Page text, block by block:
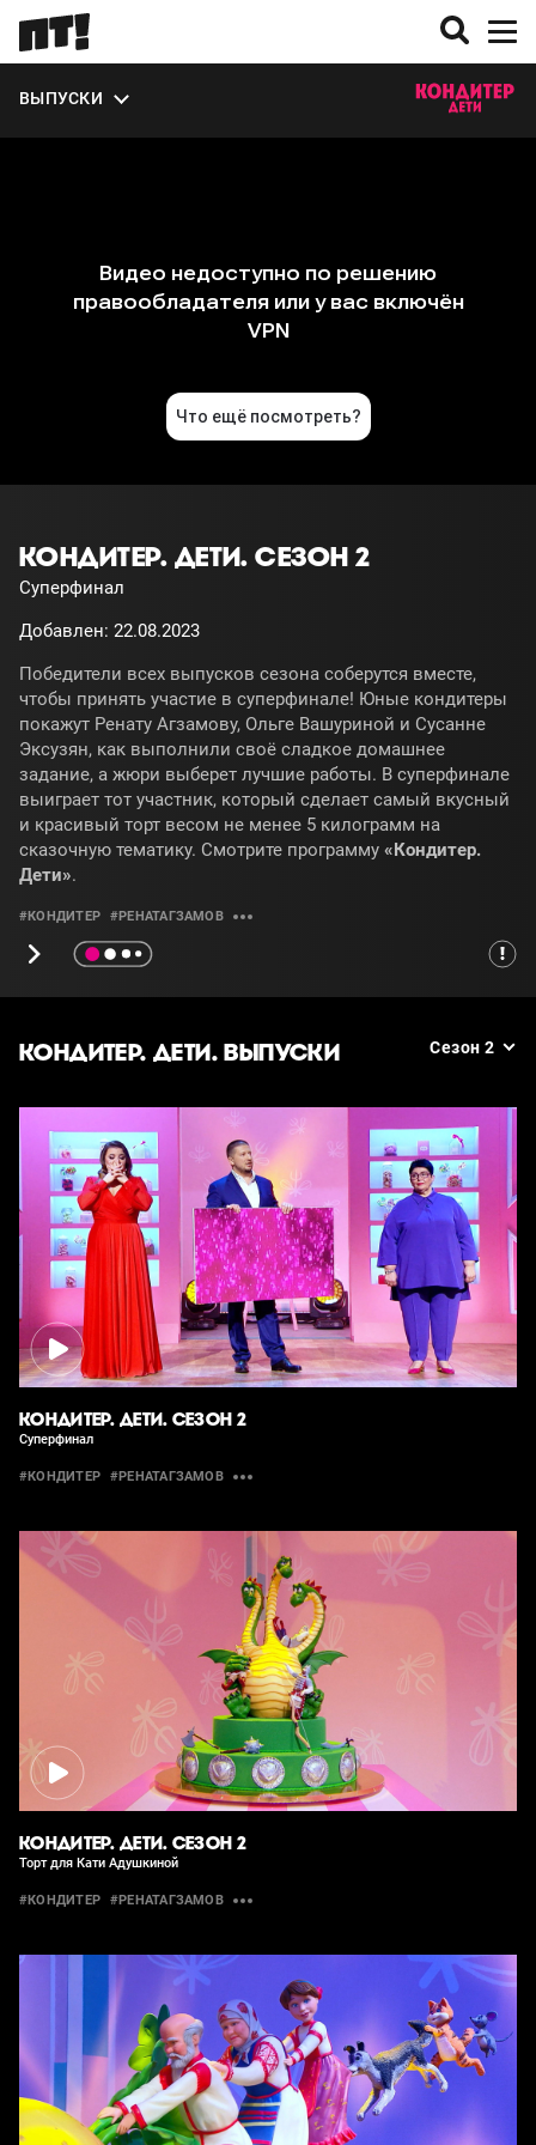
ВЫПУСКИ
О СЕЗОНЕ
КОНДИТЕР. ДЕТИ. СЕЗОН 2
Суперфинал
Добавлен: 22.08.2023
Победители всех выпусков сезона соберутся вместе,
чтобы принять участие в суперфинале! Юные кондитеры
покажут Ренату Агзамову, Ольге Вашуриной и Сусанне
Эксузян, как выполнили своё сладкое домашнее
задание, а жюри выберет лучшие работы. В суперфинале
выиграет тот участник, который сделает самый вкусный
и красивый торт весом не менее 5 килограмм на
сказочную тематику. Смотрите программу «Кондитер.
Дети».
#КОНДИТЕР #РЕНАТАГЗАМОВ
КОНДИТЕР. ДЕТИ. ВЫПУСКИ Сезон 2
КОНДИТЕР. ДЕТИ. СЕЗОН 2
Суперфинал
#КОНДИТЕР #РЕНАТАГЗАМОВ
КОНДИТЕР. ДЕТИ. СЕЗОН 2
Торт для Кати Адушкиной
#КОНДИТЕР #РЕНАТАГЗАМОВ